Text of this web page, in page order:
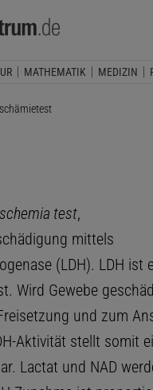
MATHEMATIK MEDIZIN
Seite:
test,
mittels
(LDH). LDH ist
Wird Gewebe
und zum
Aktivität stellt somit
Lactat und NAD